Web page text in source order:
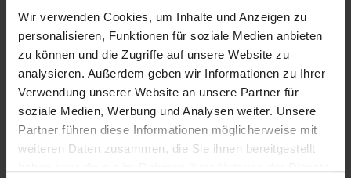
Wir verwenden Cookies, um Inhalte und Anzeigen zu
personalisieren, Funktionen für soziale Medien anbieten
zu können und die Zugriffe auf unsere Website zu
analysieren. Außerdem geben wir Informationen zu Ihrer
Verwendung unserer Website an unsere Partner für
soziale Medien, Werbung und Analysen weiter. Unsere
Partner führen diese Informationen möglicherweise mit
weiteren Daten zusammen, die Sie ihnen bereitgestellt
angepasst werden.
Begriffe wie „Fitnessblog“, „Rezeptideen für Sportler“ oder
„Trainingsplan für Einsteiger“ zählen dabei zu beliebten Keywords,
die gezielt eingebunden werden können.
Trends im Fitness-Marketing: Kurzvideos, Mikro-
Influencer & KI